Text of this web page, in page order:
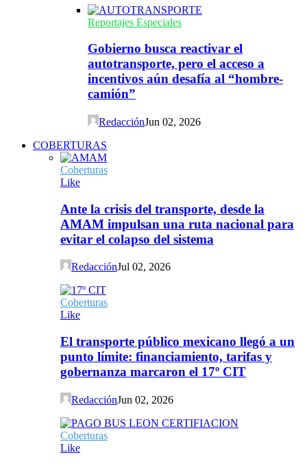
Reportajes Especiales
Gobierno busca reactivar el
autotransporte, pero el acceso a
incentivos aún desafía al “hombre-
camión”
RedacciónJun 02, 2026
COBERTURAS
Coberturas
Like
Ante la crisis del transporte, desde la
AMAM impulsan una ruta nacional para
evitar el colapso del sistema
RedacciónJul 02, 2026
Coberturas
Like
El transporte público mexicano llegó a un
punto límite: financiamiento, tarifas y
gobernanza marcaron el 17º CIT
RedacciónJun 02, 2026
Coberturas
Like